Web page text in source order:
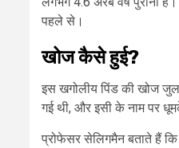
पहले से।
खोज कैसे हुई?
इस खगोलीय पिंड की खोज
गई थी, और इसी के नाम पर
प्रोफेसर सेलिगमैन बताते हैं